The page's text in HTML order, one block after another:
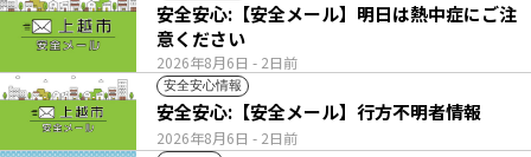
2026年8月6日 - 2日前
安全安心:【安全メール】明日は熱中症にご注
意ください
安全安心情報
2026年8月6日 - 2日前
安全安心:【安全メール】行方不明者情報